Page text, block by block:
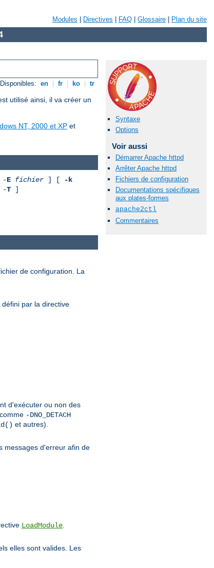
Modules Directives FAQ Glossaire Plan du site
en fr ko tr
utilisé ainsi, il va créer un
NT, 2000 et XP et
Syntaxe
Options
Voir aussi
Démarrer Apache httpd
Arrêter Apache httpd
Fichiers de configuration
Documentations spécifiques
aux plates-formes
apache2ctl
Commentaires
-E fichier ] [
-k
-T ]
de configuration. La
par la directive
d'exécuter ou non des
-DNO_DETACH
et autres).
messages d'erreur afin de
LoadModule
elles sont valides. Les